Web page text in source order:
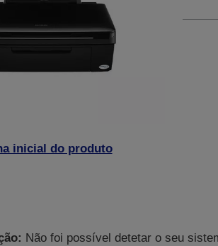
inicial do produto
Não foi possível detetar o seu